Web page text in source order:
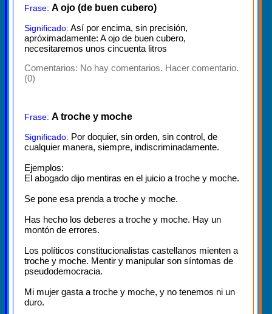
Frase: A ojo (de buen cubero)
Significado: Así por encima, sin precisión,
apróximadamente: A ojo de buen cubero,
necesitaremos unos cincuenta litros
Comentarios: No hay comentarios. Hacer comentario.
(0)
Frase: A troche y moche
Significado: Por doquier, sin orden, sin control, de
cualquier manera, siempre, indiscriminadamente.
Ejemplos:
El abogado dijo mentiras en el juicio a troche y moche.
Se pone esa prenda a troche y moche.
Has hecho los deberes a troche y moche. Hay un
montón de errores.
Los políticos constitucionalistas castellanos mienten a
troche y moche. Mentir y manipular son síntomas de
pseudodemocracia.
Mi mujer gasta a troche y moche, y no tenemos ni un
duro.